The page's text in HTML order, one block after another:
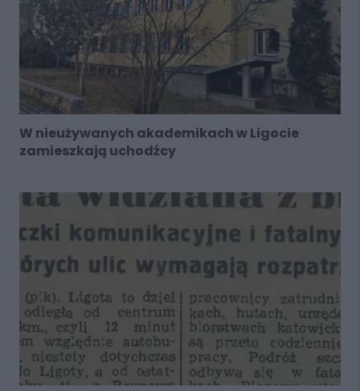
W nieużywanych akademikach w Ligocie
zamieszkają uchodźcy